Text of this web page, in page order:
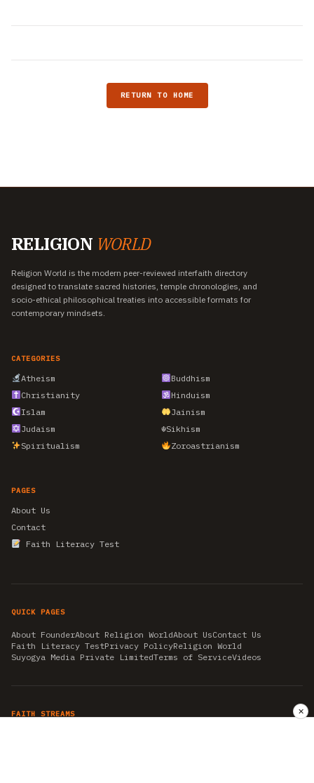
RETURN TO HOME
RELIGION WORLD
Religion World is the modern peer-reviewed interfaith directory
designed to translate sacred histories, temple chronologies, and
socio-ethical philosophical treaties into accessible formats for
contemporary mindsets.
CATEGORIES
Atheism
Buddhism
Christianity
Hinduism
Islam
Jainism
Judaism
☬Sikhism
Spiritualism
Zoroastrianism
PAGES
About Us
Contact
Faith Literacy Test
QUICK PAGES
About FounderAbout Religion WorldAbout UsContact Us
Faith Literacy TestPrivacy PolicyReligion World
Suyogya Media Private LimitedTerms of ServiceVideos
FAITH STREAMS ✕